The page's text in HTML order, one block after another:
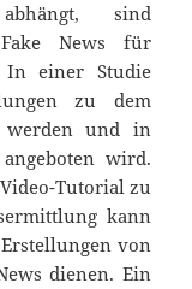
sind
News für
In einer Studie
zu dem
werden und in
wird.
Tutorial zu
kann
von
dienen. Ein